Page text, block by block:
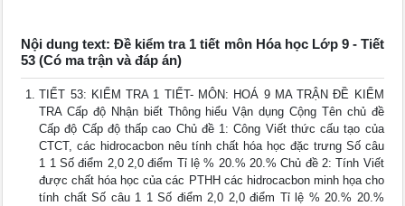
Nội dung text: Đề kiểm tra 1 tiết môn Hóa học Lớp 9 - Tiết
53 (Có ma trận và đáp án)
TIẾT 53: KIỂM TRA 1 TIẾT- MÔN: HOÁ 9 MA TRẬN ĐỀ KIỂM
TRA Cấp độ Nhận biết Thông hiểu Vận dụng Cộng Tên chủ đề
Cấp độ Cấp độ thấp cao Chủ đề 1: Công Viết thức cấu tạo của
CTCT, các hidrocacbon nêu tính chất hóa học đặc trưng Số câu
1 1 Số điểm 2,0 2,0 điểm Tỉ lệ % 20.% 20.% Chủ đề 2: Tính Viết
được chất hóa học của các PTHH các hidrocacbon minh họa cho
tính chất Số câu 1 1 Số điểm 2,0 2,0 điểm Tỉ lệ % 20.% 20.%